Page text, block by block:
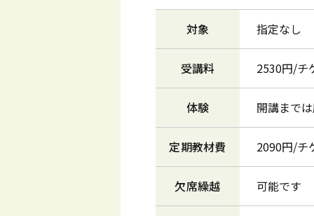
対象 指定なし
受講料 2530円/チ
体験 開講まで
定期教材費 2090円/チ
欠席繰越 可能です